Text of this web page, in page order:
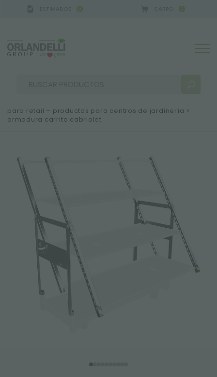
0 0
MÁS RESULTADOS PARA USTED:
para retail – productos para centros de jardinería >
armadura carrito cabriolet